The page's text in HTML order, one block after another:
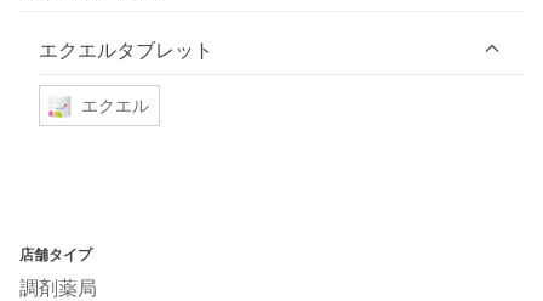
エクエルタブレット
エクエル
店舗タイプ
調剤薬局